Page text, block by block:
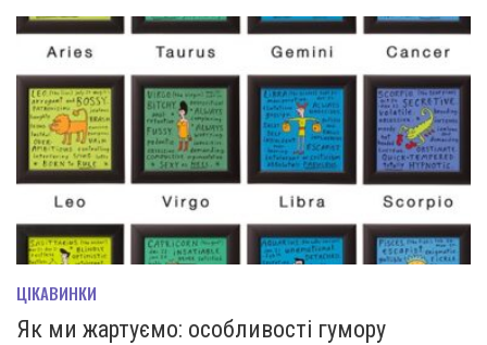
ЦІКАВИНКИ
Як ми жартуємо: особливості гумору